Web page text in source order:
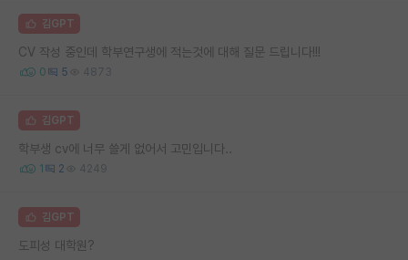
김GPT
CV 작성 중인데 학부연구생에 적는것에 대해 질문 드립니다!!!
0 5 4873
김GPT
학부생 cv에 너무 쓸게 없어서 고민입니다..
1 2 4249
김GPT
도피성 대학원?